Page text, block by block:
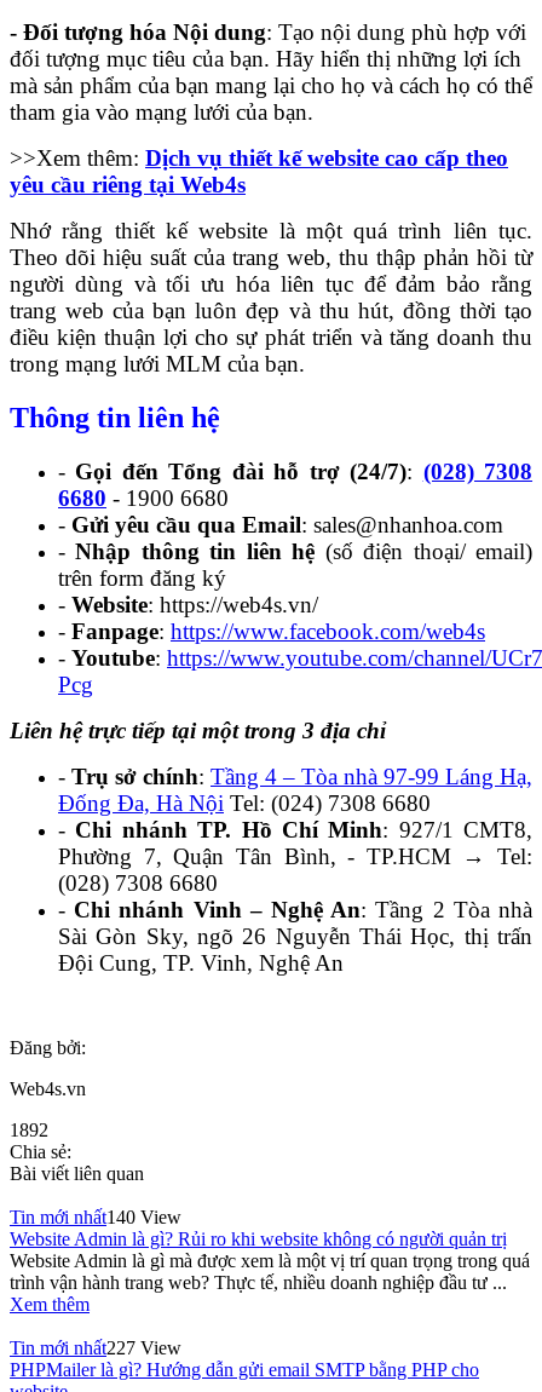
- Đối tượng hóa Nội dung: Tạo nội dung phù hợp với
đối tượng mục tiêu của bạn. Hãy hiển thị những lợi ích
mà sản phẩm của bạn mang lại cho họ và cách họ có thể
tham gia vào mạng lưới của bạn.
>>Xem thêm: Dịch vụ thiết kế website cao cấp theo
yêu cầu riêng tại Web4s
Nhớ rằng thiết kế website là một quá trình liên tục.
Theo dõi hiệu suất của trang web, thu thập phản hồi từ
người dùng và tối ưu hóa liên tục để đảm bảo rằng
trang web của bạn luôn đẹp và thu hút, đồng thời tạo
điều kiện thuận lợi cho sự phát triển và tăng doanh thu
trong mạng lưới MLM của bạn.
Thông tin liên hệ
- Gọi đến Tổng đài hỗ trợ (24/7): (028) 7308
6680 - 1900 6680
- Gửi yêu cầu qua Email: sales@nhanhoa.com
-Nhập thông tin liên hệ (số điện thoại/ email)
trên form đăng ký
- Website: https://web4s.vn/
- Fanpage: https://www.facebook.com/web4s
- Youtube: https://www.youtube.com/channel/
Pcg
Liên hệ trực tiếp tại một trong 3 địa chỉ
- Trụ sở chính: Tầng 4 – Tòa nhà 97-99 Láng Hạ,
Đống Đa, Hà Nội Tel: (024) 7308 6680
- Chi nhánh TP. Hồ Chí Minh: 927/1 CMT8,
Phường 7, Quận Tân Bình, - TP.HCM → Tel:
(028) 7308 6680
- Chi nhánh Vinh – Nghệ An: Tầng 2 Tòa nhà
Sài Gòn Sky, ngõ 26 Nguyễn Thái Học, thị trấn
Đội Cung, TP. Vinh, Nghệ An
Đăng bởi:
Web4s.vn
1892
Chia sẻ:
Bài viết liên quan
Tin mới nhất140 View
Website Admin là gì? Rủi ro khi website không có người quản trị
Website Admin là gì mà được xem là một vị trí quan trọng trong quá
trình vận hành trang web? Thực tế, nhiều doanh nghiệp đầu tư ...
Xem thêm
Tin mới nhất227 View
PHPMailer là gì? Hướng dẫn gửi email SMTP bằng PHP cho